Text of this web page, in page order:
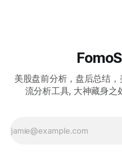
美股盘前分析，盘后总结
流分析工具, 大神藏身之